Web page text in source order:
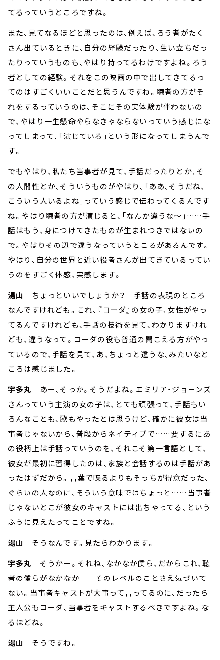
てるっていうところですね。
また、見てなるほどと思ったのは、例えば、ろう者がたく
さん出ているときに、自分の経験だったり、生い立ちだっ
たりっていうものも、やはり持ってるわけですよね。ろう
者としての経験。それをこの映画の中で出してきてるっ
てのはすごくいいことだと思うんですね。聴者の方がそ
れをするっていうのは、そこにその実体験が伴わないの
で、やはり一生懸命やらなきゃならないっていう感じにな
ってしまって、「演じている」という形になってしまうんで
す。
でもやはり、私たち当事者が見て、手話だったりとか、そ
の人間性とか、そういうものがやはり、「ああ、そうだね、
こういう人いるよね」っていう感じで伝わってくるんです
ね。やはり聴者の方が演じると、「なんか違うな～」……手
話はもう、身につけてきたものが生まれつきではないの
で。やはりその辺で違うなっていうところがあるんです。
やはり、自分の世界と近い役者さんが出てきているってい
うのをすごく体感、実感します。
湯山
ちょっといいでしょうか？ 手話の表現のところ
なんですけれども。これ、『コーダ』の女の子、女性がやっ
てるんですけれども、手話の技術を見て、わかりますけれ
ども、違うなって。コーダの役も普通の聞こえる方がやっ
ているので、手話を見て、あ、ちょっと違うな、みたいなと
ころは感じました。
宇多丸 あー、そっか。そうだよね。エミリア・ジョーンズ
さんっていう主演の女の子は、とても頑張って、手話もい
ろんなことも、歌もやったとは思うけど、確かに彼女は当
事者じゃないから、普段からネイティブで……要するにあ
の役柄上は手話っていうのを、それこそ第一言語として、
彼女が最初に習得したのは、家族と会話するのは手話があ
ったはずだから。言葉で喋るよりもそっちが得意だった、
ぐらいの人なのに、そういう意味ではちょっと……当事者
じゃないとこが彼女のキャストには出ちゃってる、という
ふうに見えたってことですね。
湯山
そうなんです。見たらわかります。
宇多丸 そうかー。それね、なかなか僕ら、だからこれ、聴
者の僕らがなかなか……そのレベルのことさえ気づいて
ない。当事者キャストが大事って言ってるのに、だったら
主人公もコーダ、当事者をキャストするべきですよね。な
るほどね。
湯山
そうですね。